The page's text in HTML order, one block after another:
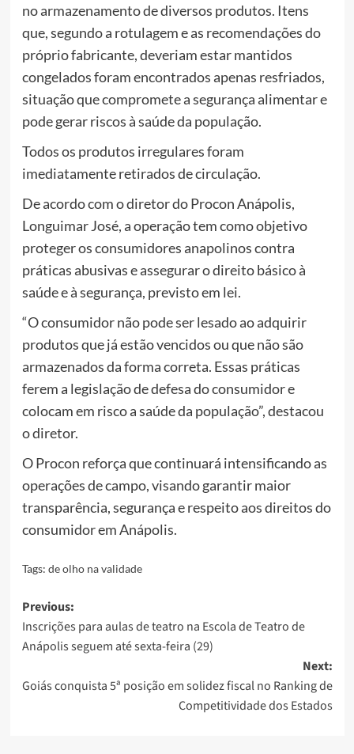
no armazenamento de diversos produtos. Itens
que, segundo a rotulagem e as recomendações do
próprio fabricante, deveriam estar mantidos
congelados foram encontrados apenas resfriados,
situação que compromete a segurança alimentar e
pode gerar riscos à saúde da população.
Todos os produtos irregulares foram
imediatamente retirados de circulação.
De acordo com o diretor do Procon Anápolis,
Longuimar José, a operação tem como objetivo
proteger os consumidores anapolinos contra
práticas abusivas e assegurar o direito básico à
saúde e à segurança, previsto em lei.
“O consumidor não pode ser lesado ao adquirir
produtos que já estão vencidos ou que não são
armazenados da forma correta. Essas práticas
ferem a legislação de defesa do consumidor e
colocam em risco a saúde da população”, destacou
o diretor.
O Procon reforça que continuará intensificando as
operações de campo, visando garantir maior
transparência, segurança e respeito aos direitos do
consumidor em Anápolis.
Tags: de olho na validade
Post
navigation
Previous:
Inscrições para aulas de teatro na Escola de Teatro de
Anápolis seguem até sexta-feira (29)
Next:
Goiás conquista 5ª posição em solidez fiscal no Ranking de
Competitividade dos Estados